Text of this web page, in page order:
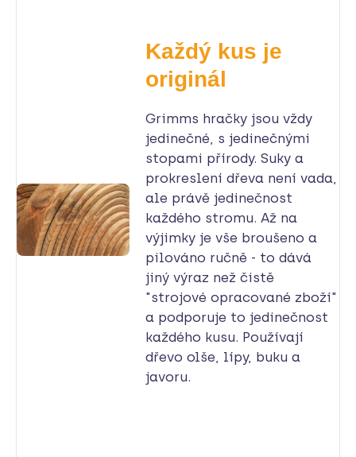
Každý kus je
originál
Grimms hračky jsou vždy
jedinečné, s jedinečnými
stopami přírody. Suky a
prokreslení dřeva není vada,
ale právě jedinečnost
každého stromu. Až na
výjimky je vše broušeno a
pilováno ručně - to dává
jiný výraz než čistě
"strojové opracované zboží"
a podporuje to jedinečnost
každého kusu. Používají
dřevo olše, lípy, buku a
javoru.